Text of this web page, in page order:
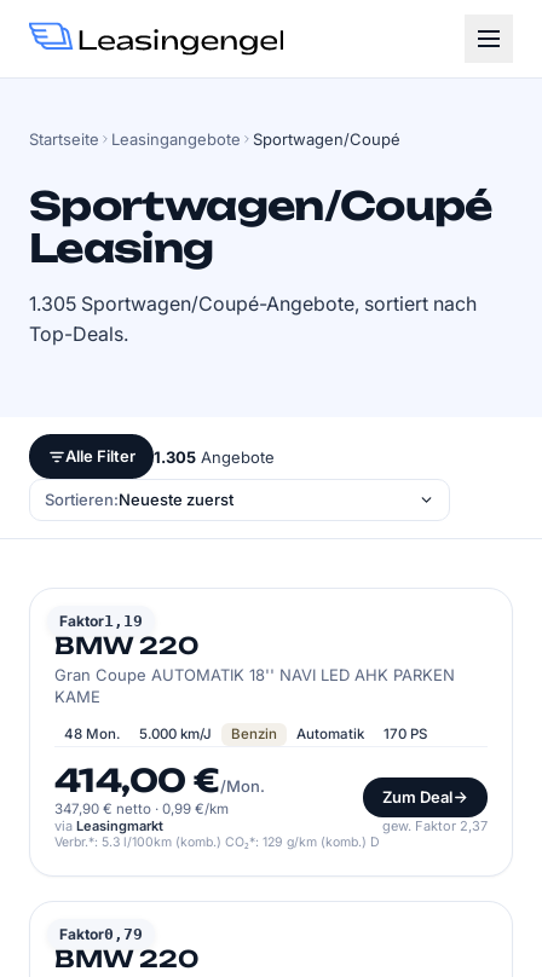
Startseite Leasingangebote Sportwagen/Coupé
Sportwagen/Coupé
Leasing
1.305 Sportwagen/Coupé-Angebote, sortiert nach
Top-Deals.
Alle Filter 1.305 Angebote
Sortieren:
Faktor1,19
BMW
BMW 220
Gran Coupe AUTOMATIK 18'' NAVI LED AHK PARKEN
KAME
48 Mon. 5.000 km/J Benzin Automatik 170 PS
414,00 €/Mon.
347,90 € netto · 0,99 €/km
Zum Deal
via Leasingmarkt gew. Faktor 2,37
Verbr.*: 5.3 l/100km (komb.) CO₂*: 129 g/km (komb.) D
Faktor0,79
BMW
BMW 220